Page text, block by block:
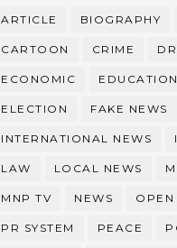
ARTICLE BIOGRAPHY
CARTOON CRIME
ECONOMIC EDUCATION
ELECTION FAKE NEWS
INTERNATIONAL NEWS
LAW LOCAL NEWS
MNP TV NEWS OPEN
PR SYSTEM PEACE